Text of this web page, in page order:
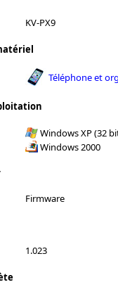
KV-PX9
Téléphone et
Windows XP (32
Windows 2000
Firmware
1.023